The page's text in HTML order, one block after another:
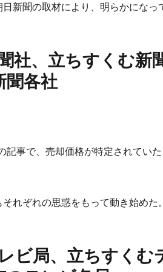
新聞の取材により、明らかになっ
社、立ちすくむ
聞各社
記事で、売却価格が特定されてい
れぞれの思惑をもって動き始めた。
ビ局、立ちすく